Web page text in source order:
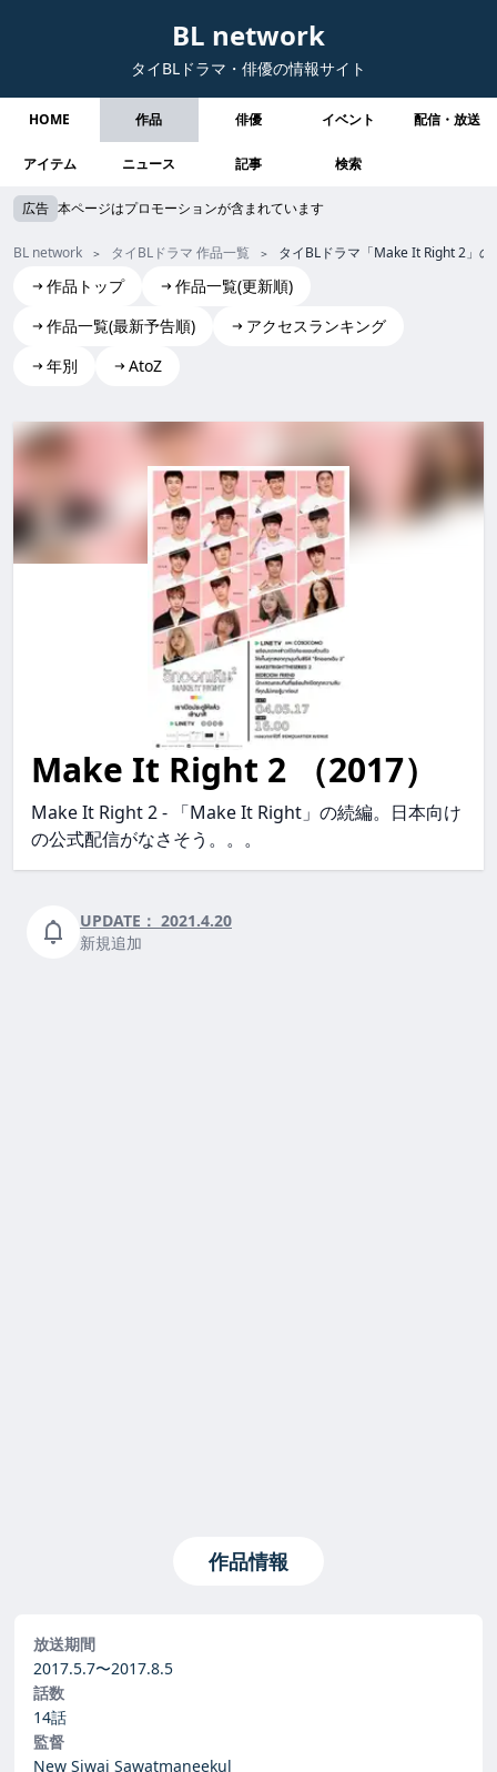
BL network
タイBLドラマ・俳優の情報サイト
HOME 作品 俳優 イベント 配信・放送
アイテム ニュース 記事 検索
広告 本ページはプロモーションが含まれています
BL network タイBLドラマ 作品一覧 タイBLドラマ「Make It Right 2」
作品トップ
作品一覧(更新順)
作品一覧(最新予告順)
アクセスランキング
年別
AtoZ
Make It Right 2
Make It Right 2 make it right 2 MakeItRight2 Make It
Make It Right 2 （2017）
Make It Right 2 - 「Make It Right」の続編。日本向け
の公式配信がなさそう。。。
make it right 2 MakeItRight2 makeitright2
UPDATE： 2021.4.20
新規追加
作品情報
放送期間
2017.5.7〜2017.8.5
話数
14話
監督
New Siwaj Sawatmaneekul